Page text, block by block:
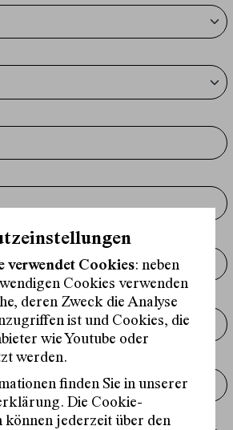
verwendet Cookies: neben
Cookies verwenden
deren Zweck die Analyse
ist und Cookies, die
wie Youtube oder
werden.
finden Sie in unserer
Die Cookie-
können jederzeit über den